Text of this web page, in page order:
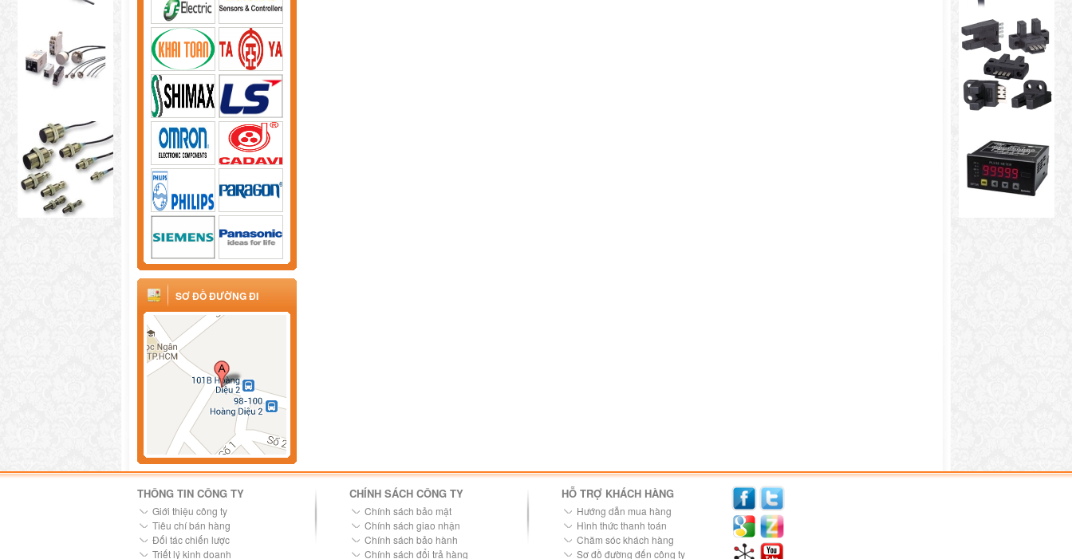
SƠ ĐỒ ĐƯỜNG ĐI
THÔNG TIN CÔNG TY
Giới thiệu công ty
Tiêu chí bán hàng
Đối tác chiến lược
Triết lý kinh doanh
CHÍNH SÁCH CÔNG TY
Chính sách bảo mật
Chính sách giao nhận
Chính sách bảo hành
Chính sách đổi trả hàng
HỖ TRỢ KHÁCH HÀNG
Hướng dẫn mua hàng
Hình thức thanh toán
Chăm sóc khách hàng
Sơ đồ đường đến công ty